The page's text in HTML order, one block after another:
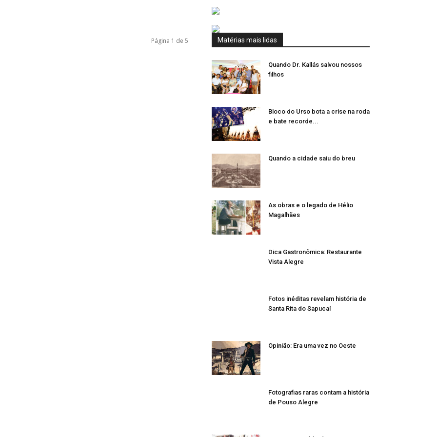
Página 1 de 5 Matérias mais lidas
Quando Dr. Kallás salvou nossos
filhos
Bloco do Urso bota a crise na roda
e bate recorde...
Quando a cidade saiu do breu
As obras e o legado de Hélio
Magalhães
Dica Gastronômica: Restaurante
Vista Alegre
Fotos inéditas revelam história de
Santa Rita do Sapucaí
Opinião: Era uma vez no Oeste
Fotografias raras contam a história
de Pouso Alegre